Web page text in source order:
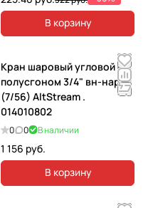
В корзину
Кран шаровый угловой с
полусгоном 3/4" вн-нар
(7/56) AltStream .
014010802
0 0 В наличии
1 156 руб.
В корзину